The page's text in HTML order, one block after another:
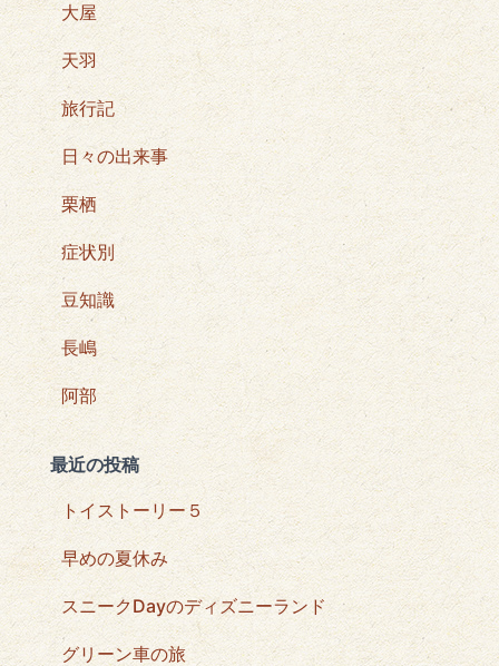
大屋
天羽
旅行記
日々の出来事
栗栖
症状別
豆知識
長嶋
阿部
最近の投稿
トイストーリー５
早めの夏休み
スニークDayのディズニーランド
グリーン車の旅